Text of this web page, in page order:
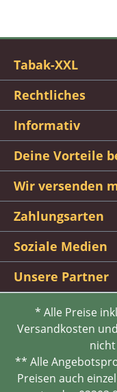
Tabak-XXL
Rechtliches
Informativ
Deine Vorteile
Wir versenden
Zahlungsarten
Soziale Medien
Unsere Partner
* Alle Preise
Versandkosten
** Alle
Preisen auch